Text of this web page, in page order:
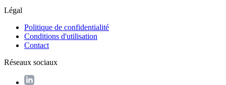
Légal
Politique de confidentialité
Conditions d'utilisation
Contact
Réseaux sociaux